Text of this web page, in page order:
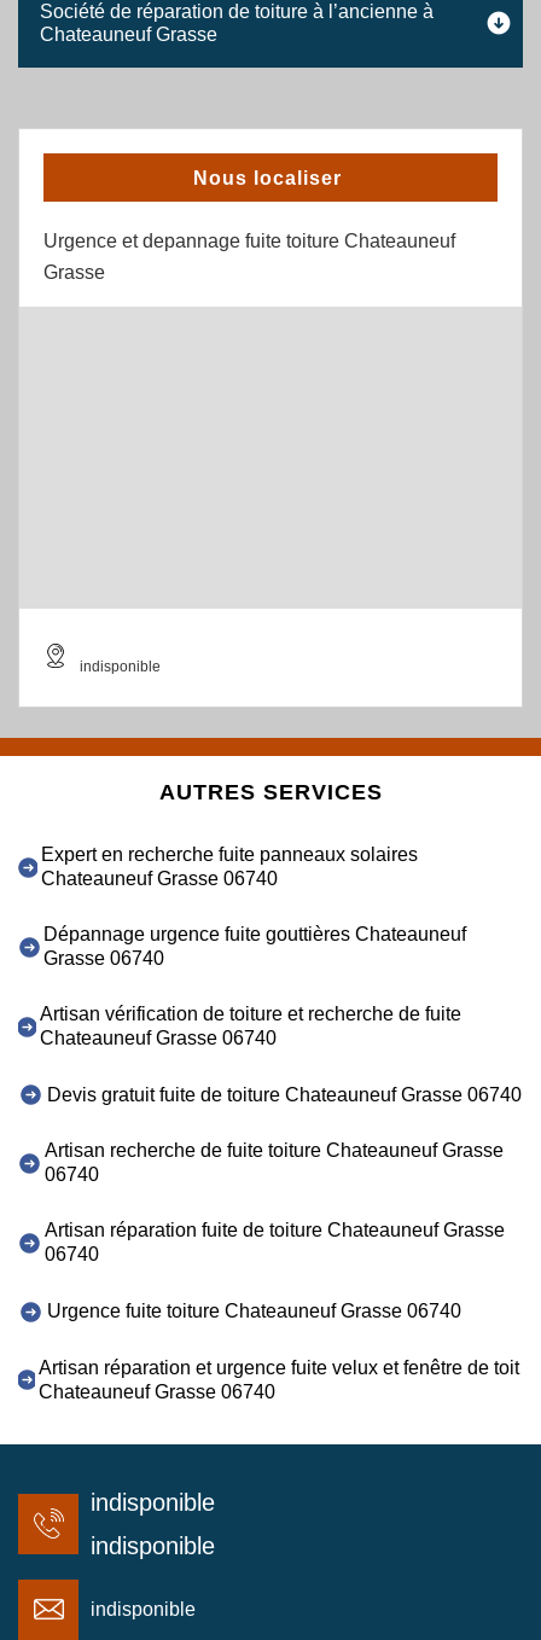
Société de réparation de toiture à l’ancienne à
Chateauneuf Grasse
Nous localiser
Urgence et depannage fuite toiture Chateauneuf
Grasse
indisponible
AUTRES SERVICES
Expert en recherche fuite panneaux solaires
Chateauneuf Grasse 06740
Dépannage urgence fuite gouttières Chateauneuf
Grasse 06740
Artisan vérification de toiture et recherche de fuite
Chateauneuf Grasse 06740
Devis gratuit fuite de toiture Chateauneuf Grasse 06740
Artisan recherche de fuite toiture Chateauneuf Grasse
06740
Artisan réparation fuite de toiture Chateauneuf Grasse
06740
Urgence fuite toiture Chateauneuf Grasse 06740
Artisan réparation et urgence fuite velux et fenêtre de toit
Chateauneuf Grasse 06740
indisponible
indisponible
indisponible